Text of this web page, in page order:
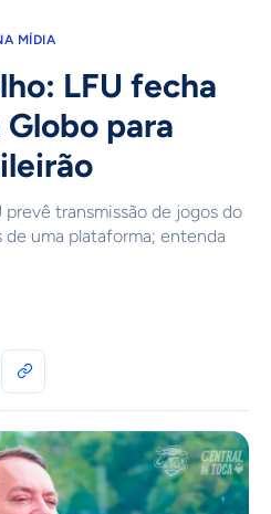
MÍDIA
LFU fecha
para
transmissão de jogos do
uma plataforma; entenda